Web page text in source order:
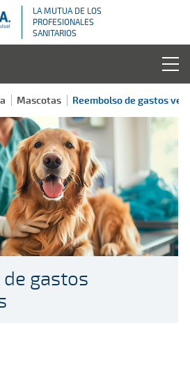
LA MUTUA DE LOS
PROFESIONALES
SANITARIOS
Mascotas Reembolso de gastos
gastos